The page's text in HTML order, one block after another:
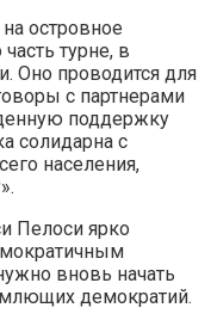
островное
турне, в
Оно проводится для
с партнерами
поддержку
солидарна с
населения,
Пелоси ярко
вновь начать
демократий.